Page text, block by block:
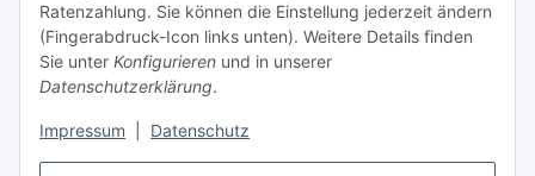
Ratenzahlung. Sie können die Einstellung jederzeit ändern
(Fingerabdruck-Icon links unten). Weitere Details finden
Sie unter Konfigurieren und in unserer
Datenschutzerklärung.
Impressum Datenschutz
Informationen
Gesetzliche Informationen